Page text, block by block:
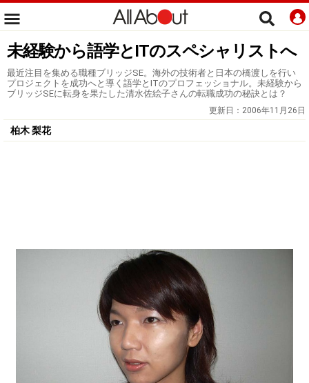
未経験から語学とITのスペシャリストへ
最近注目を集める職種ブリッジSE。海外の技術者と日本の橋渡しを行い
プロジェクトを成功へと導く語学とITのプロフェッショナル。未経験から
ブリッジSEに転身を果たした清水佐絵子さんの転職成功の秘訣とは？
更新日： 2006年11月26日
柏木 梨花